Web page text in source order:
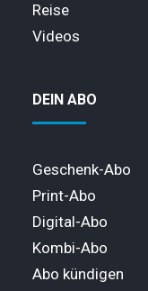
Reise
Videos
DEIN ABO
Geschenk-Abo
Print-Abo
Digital-Abo
Kombi-Abo
Abo kündigen